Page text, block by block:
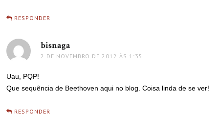
RESPONDER
bisnaga
2 DE NOVEMBRO DE 2012 ÀS 1:35
Uau, PQP!
Que sequência de Beethoven aqui no blog. Coisa linda de se ver!
RESPONDER